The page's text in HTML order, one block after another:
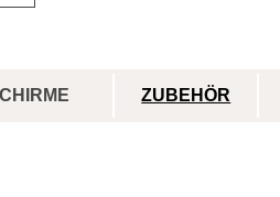
ZUBEHÖR